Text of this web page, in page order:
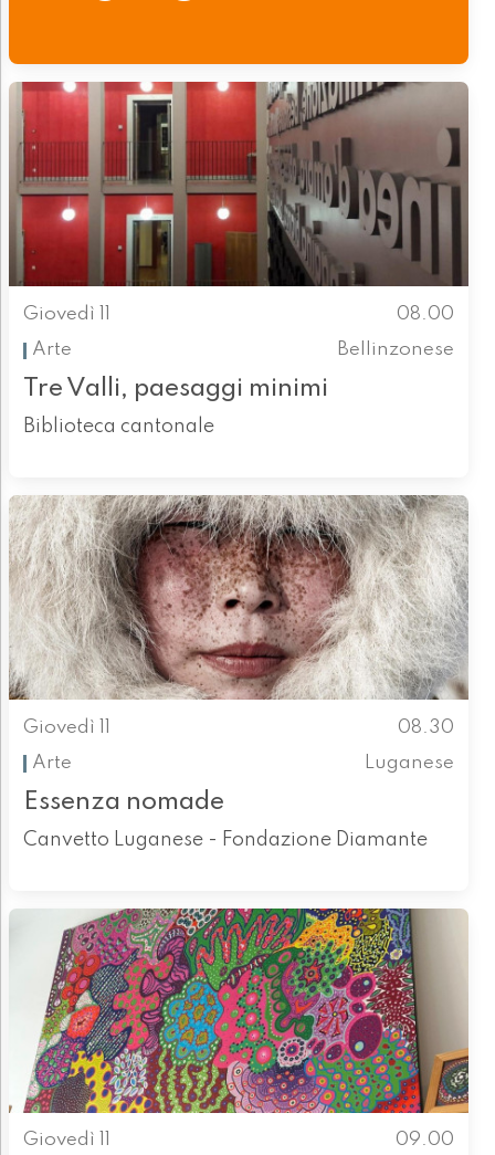
Giovedì 11
08.00
Arte
Bellinzonese
Tre Valli, paesaggi minimi
Biblioteca cantonale
Giovedì 11
08.30
Arte
Luganese
Essenza nomade
Canvetto Luganese - Fondazione Diamante
Giovedì 11
09.00